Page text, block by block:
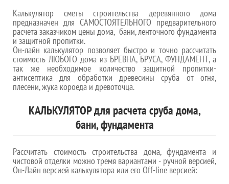
Калькулятор сметы строительства деревянного дома
предназначен для САМОСТОЯТЕЛЬНОГО предварительного
расчета заказчиком цены дома, бани, ленточного фундамента
и защитной пропитки.
Он-лайн калькулятор позволяет быстро и точно рассчитать
стоимость ЛЮБОГО дома из БРЕВНА, БРУСА, ФУНДАМЕНТ, а
так же необходимое количество защитной пропитки-
антисептика для обработки древесины сруба от огня,
плесени, жука короеда и древоточца.
КАЛЬКУЛЯТОР для расчета сруба дома,
бани, фундамента
Рассчитать стоимость строительства дома, фундамента и
чистовой отделки можно тремя вариантами - ручной версией,
Он-Лайн версией калькулятора или его Off-line версией: